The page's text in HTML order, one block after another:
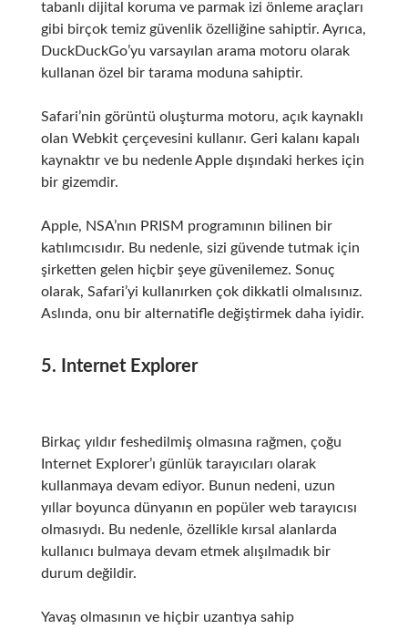
tabanlı dijital koruma ve parmak izi önleme araçları
gibi birçok temiz güvenlik özelliğine sahiptir. Ayrıca,
DuckDuckGo’yu varsayılan arama motoru olarak
kullanan özel bir tarama moduna sahiptir.
Safari’nin görüntü oluşturma motoru, açık kaynaklı
olan Webkit çerçevesini kullanır. Geri kalanı kapalı
kaynaktır ve bu nedenle Apple dışındaki herkes için
bir gizemdir.
Apple, NSA’nın PRISM programının bilinen bir
katılımcısıdır. Bu nedenle, sizi güvende tutmak için
şirketten gelen hiçbir şeye güvenilemez. Sonuç
olarak, Safari’yi kullanırken çok dikkatli olmalısınız.
Aslında, onu bir alternatifle değiştirmek daha iyidir.
5. Internet Explorer
Birkaç yıldır feshedilmiş olmasına rağmen, çoğu
Internet Explorer’ı günlük tarayıcıları olarak
kullanmaya devam ediyor. Bunun nedeni, uzun
yıllar boyunca dünyanın en popüler web tarayıcısı
olmasıydı. Bu nedenle, özellikle kırsal alanlarda
kullanıcı bulmaya devam etmek alışılmadık bir
durum değildir.
Yavaş olmasının ve hiçbir uzantıya sahip